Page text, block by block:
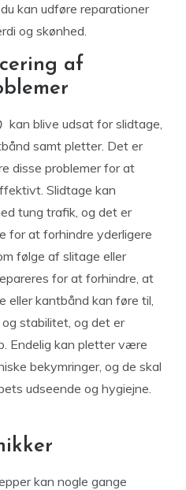
kan udføre reparationer
og skønhed.
af
kan blive udsat for slidtage,
samt pletter. Det er
disse problemer for at
Slidtage kan
tung trafik, og det er
for at forhindre yderligere
følge af slitage eller
for at forhindre, at
eller kantbånd kan føre til,
stabilitet, og det er
Endelig kan pletter være
bekymringer, og de skal
udseende og hygiejne.
kan nogle gange